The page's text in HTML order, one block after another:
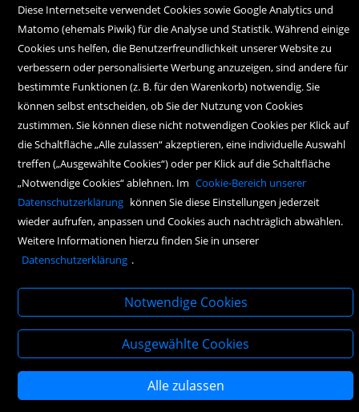
A-6020 Innsbruck
Tel. +43 512 57 18 18
bestellung@haymonbuchhandlung.at
Montag bis Freitag:
10.00 Uhr bis 18.00 Uhr
Samstag:
10.00 Uhr bis 17.00 Uhr
Copyright Icons: Socialicon | Zahlungsicon | Serviceicons | Kundenkontoicon
Diese Internetseite verwendet Cookies sowie Google Analytics und
Matomo (ehemals Piwik) für die Analyse und Statistik. Während einige
Cookies uns helfen, die Benutzerfreundlichkeit unserer Website zu
verbessern oder personalisierte Werbung anzuzeigen, sind andere für
bestimmte Funktionen (z. B. für den Warenkorb) notwendig. Sie
können selbst entscheiden, ob Sie der Nutzung von Cookies
zustimmen. Sie können diese nicht notwendigen Cookies per Klick auf
die Schaltfläche „Alle zulassen“ akzeptieren, eine individuelle Auswahl
treffen („Ausgewählte Cookies“) oder per Klick auf die Schaltfläche
„Notwendige Cookies“ ablehnen. Im Cookie-Bereich unserer
Datenschutzerklärung können Sie diese Einstellungen jederzeit
wieder aufrufen, anpassen und Cookies auch nachträglich abwählen.
Weitere Informationen hierzu finden Sie in unserer
Datenschutzerklärung .
Notwendige Cookies
Ausgewählte Cookies
Alle zulassen